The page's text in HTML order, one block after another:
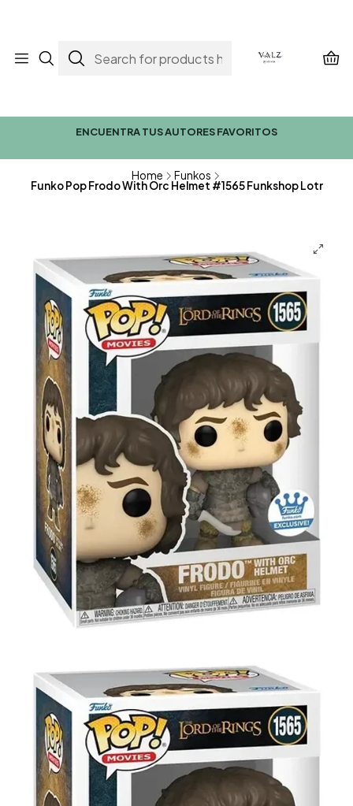
ENCUENTRA TUS AUTORES FAVORITOS
Home Funkos
Funko Pop Frodo With Orc Helmet #1565 Funkshop Lotr